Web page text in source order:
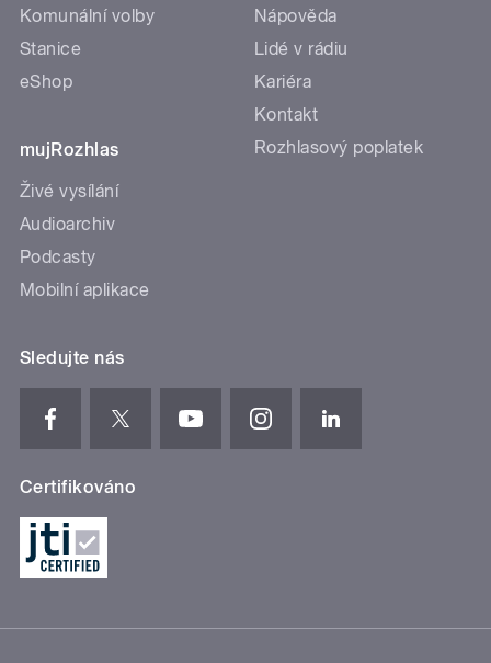
Komunální volby
Stanice
eShop
mujRozhlas
Živé vysílání
Audioarchiv
Podcasty
Mobilní aplikace
Nápověda
Lidé v rádiu
Kariéra
Kontakt
Rozhlasový poplatek
Sledujte nás
Certifikováno